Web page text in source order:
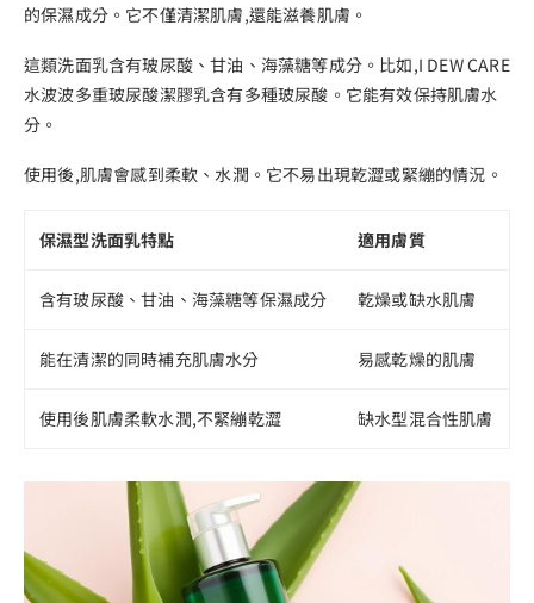
的保濕成分。它不僅清潔肌膚,還能滋養肌膚。
這類洗面乳含有玻尿酸、甘油、海藻糖等成分。比如,I DEW CARE
水波波多重玻尿酸潔膠乳含有多種玻尿酸。它能有效保持肌膚水
分。
使用後,肌膚會感到柔軟、水潤。它不易出現乾澀或緊繃的情況。
保濕型洗面乳特點 適用膚質
含有玻尿酸、甘油、海藻糖等保濕成分 乾燥或缺水肌膚
能在清潔的同時補充肌膚水分 易感乾燥的肌膚
使用後肌膚柔軟水潤,不緊繃乾澀 缺水型混合性肌膚